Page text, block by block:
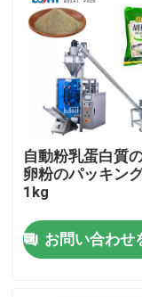
私たちに関して
工場見学
品質管理
お問い合わせ
引用を要求
自動粉乳蛋白質
卵粉のパッキン
1kg
お問い合わせ